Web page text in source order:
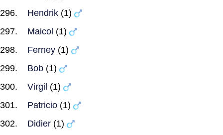
Hendrik (1)
Maicol (1)
Ferney (1)
Bob (1)
Virgil (1)
Patricio (1)
Didier (1)